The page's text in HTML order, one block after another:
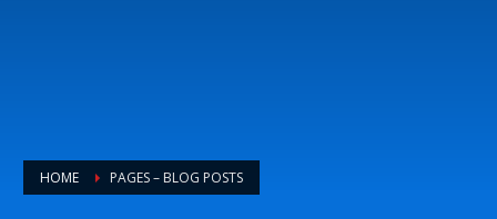
HOME PAGES – BLOG POSTS